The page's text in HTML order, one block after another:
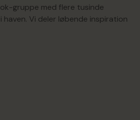
er beskyttet mod vind.
for at forbedre jordens
produkt af høj kvalitet, der hjælper
gruppe med flere tusinde
Vi deler løbende inspiration